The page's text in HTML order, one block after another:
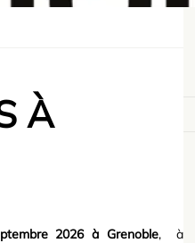
À
2026 à Grenoble, à